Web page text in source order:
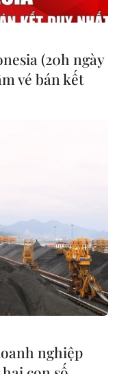
(20h ngày
vé bán kết
nghiệp